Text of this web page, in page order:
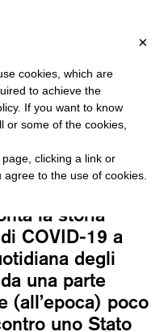
?
testi più
la storia
COVID-19 a
degli
una parte
(all’epoca) poco
uno Stato
×
cookies, which are
to achieve the
If you want to know
or some of the cookies,
clicking a link or
to the use of cookies.